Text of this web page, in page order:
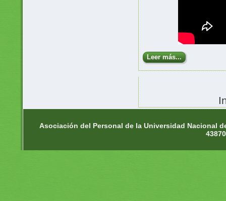
Leer más...
Asociación del Personal de la Universidad Nacional